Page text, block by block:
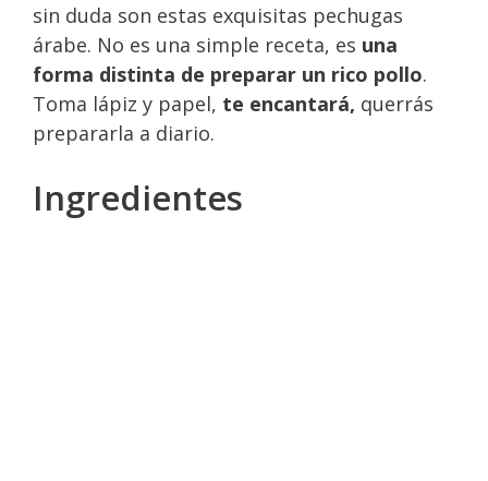
sin duda son estas exquisitas pechugas
árabe. No es una simple receta, es una
forma distinta de preparar un rico pollo.
Toma lápiz y papel, te encantará, querrás
prepararla a diario.
Ingredientes